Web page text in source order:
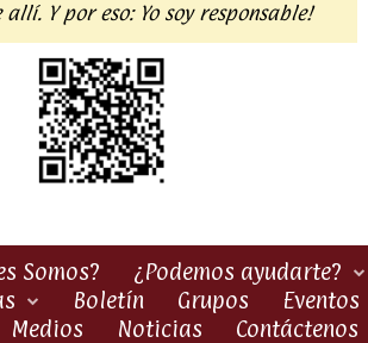
allí. Y por eso: Yo soy responsable!
Somos?
¿Podemos ayudarte?
Boletín Grupos
Eventos
Medios Noticias Contáctenos